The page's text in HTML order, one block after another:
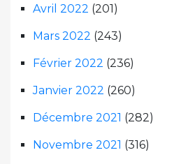
Avril 2022 (201)
Mars 2022 (243)
Février 2022 (236)
Janvier 2022 (260)
Décembre 2021 (282)
Novembre 2021 (316)